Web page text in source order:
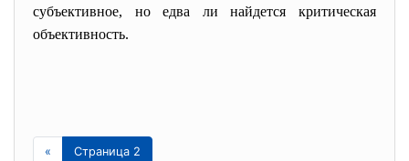
субъективное, но едва ли найдется критическая
объективность.
« Страница 2